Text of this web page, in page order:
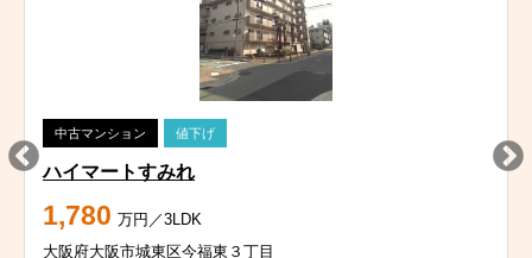
中古マンション 値下げ
ハイマートすみれ
1,780 万円／3LDK
大阪府大阪市城東区今福東３丁目